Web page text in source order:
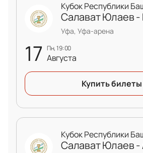
17 пн, 19:00
Августа
Кубок Республики
Салават Юлаев -
Уфа, Уфа-арена
Купить билеты
Кубок Республики
Салават Юлаев -